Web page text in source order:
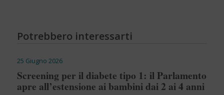
Potrebbero interessarti
25 Giugno 2026
Screening per il diabete tipo 1: il Parlamento
apre all’estensione ai bambini dai 2 ai 4 anni